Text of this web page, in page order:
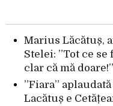
Marius Lăcătuș,
Stelei: ”Tot ce se
clar că mă doare!”
”Fiara”
Lacătuș e